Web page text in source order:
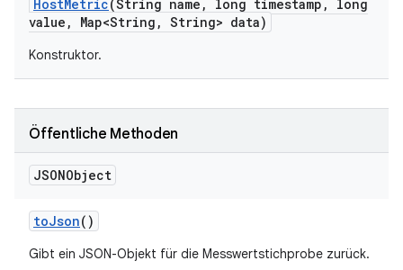
HostMetric(String name , long timestamp ,
long
value , Map<String , String> data)
Konstruktor.
Öffentliche Methoden
JSONObject
toJson()
Gibt ein JSON-Objekt für die Messwertstichprobe zurück.